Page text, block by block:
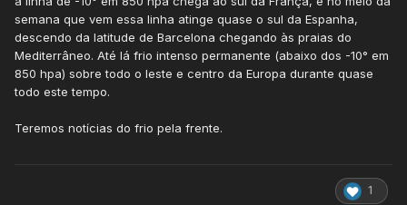
semana que vem essa linha atinge quase o sul da Espanha,
descendo da latitude de Barcelona chegando às praias do
Mediterrâneo. Até lá frio intenso permanente (abaixo dos -10° em
850 hpa) sobre todo o leste e centro da Europa durante quase
todo este tempo.
Teremos notícias do frio pela frente.
1